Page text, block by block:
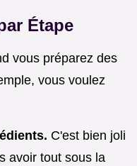
Étape
vous préparez des
vous voulez
C'est bien joli
avoir tout sous la